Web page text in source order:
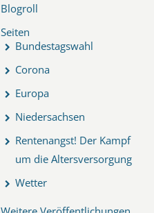
Blogroll
Seiten
Bundestagswahl
Corona
Europa
Niedersachsen
Rentenangst! Der Kampf
um die Altersversorgung
Wetter